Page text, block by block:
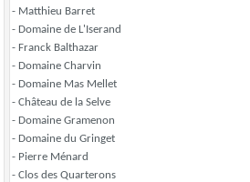
- Matthieu Barret
- Domaine de L'Iserand
- Franck Balthazar
- Domaine Charvin
- Domaine Mas Mellet
- Château de la Selve
- Domaine Gramenon
- Domaine du Gringet
- Pierre Ménard
- Clos des Quarterons